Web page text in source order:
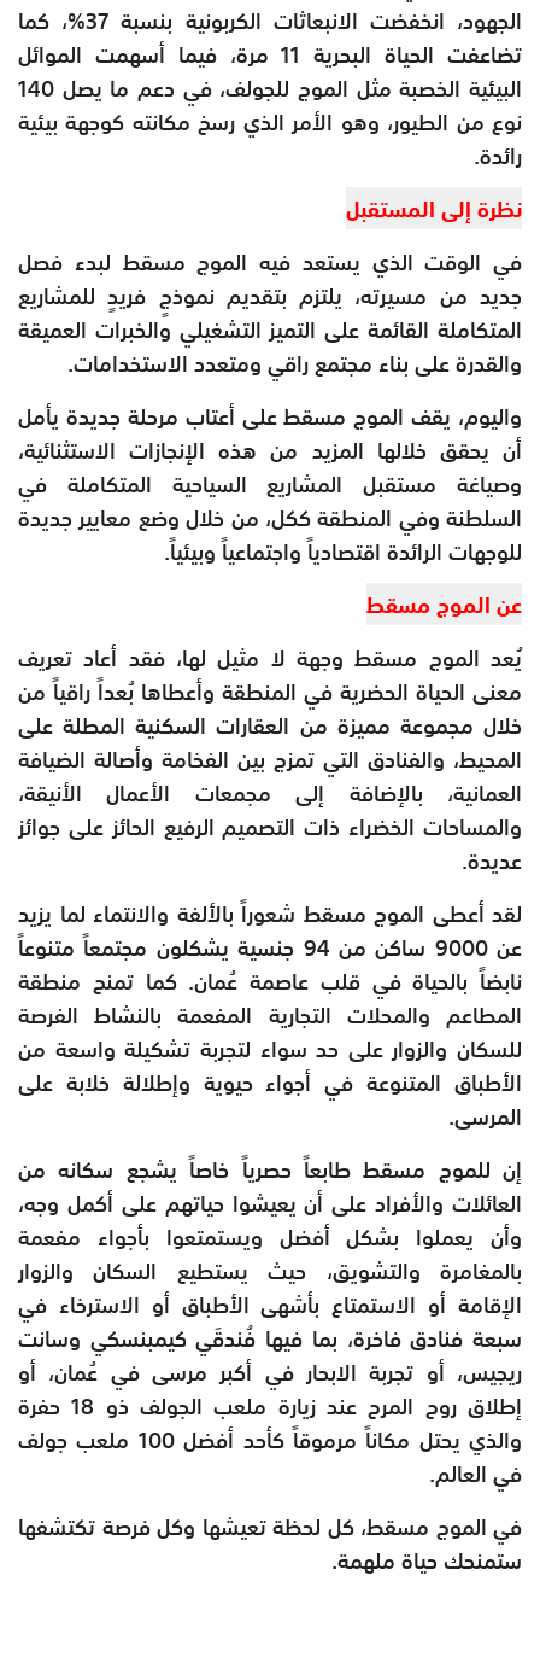
الجهود، انخفضت الانبعاثات الكربونية بنسبة 37%، كما
تضاعفت الحياة البحرية 11 مرة، فيما أسهمت الموائل
البيئية الخصبة مثل الموج للجولف، في دعم ما يصل 140
نوع من الطيور، وهو الأمر الذي رسخ مكانته كوجهة بيئية
رائدة.
نظرة إلى المستقبل
في الوقت الذي يستعد فيه الموج مسقط لبدء فصل
جديد من مسيرته، يلتزم بتقديم نموذجٍ فريدٍ للمشاريع
المتكاملة القائمة على التميز التشغيلي والخبرات العميقة
والقدرة على بناء مجتمع راقي ومتعدد الاستخدامات.
واليوم، يقف الموج مسقط على أعتاب مرحلة جديدة يأمل
أن يحقق خلالها المزيد من هذه الإنجازات الاستثنائية،
وصياغة مستقبل المشاريع السياحية المتكاملة في
السلطنة وفي المنطقة ككل، من خلال وضع معايير جديدة
للوجهات الرائدة اقتصادياً واجتماعياً وبيئياً.
عن الموج مسقط
يُعد الموج مسقط وجهة لا مثيل لها، فقد أعاد تعريف
معنى الحياة الحضرية في المنطقة وأعطاها بُعداً راقياً من
خلال مجموعة مميزة من العقارات السكنية المطلة على
المحيط، والفنادق التي تمزج بين الفخامة وأصالة الضيافة
العمانية، بالإضافة إلى مجمعات الأعمال الأنيقة،
والمساحات الخضراء ذات التصميم الرفيع الحائز على جوائز
عديدة.
لقد أعطى الموج مسقط شعوراً بالألفة والانتماء لما يزيد
عن 9000 ساكن من 94 جنسية يشكلون مجتمعاً متنوعاً
نابضاً بالحياة في قلب عاصمة عُمان. كما تمنح منطقة
المطاعم والمحلات التجارية المفعمة بالنشاط الفرصة
للسكان والزوار على حد سواء لتجربة تشكيلة واسعة من
الأطباق المتنوعة في أجواء حيوية وإطلالة خلابة على
المرسى.
إن للموج مسقط طابعاً حصرياً خاصاً يشجع سكانه من
العائلات والأفراد على أن يعيشوا حياتهم على أكمل وجه،
وأن يعملوا بشكل أفضل ويستمتعوا بأجواء مفعمة
بالمغامرة والتشويق، حيث يستطيع السكان والزوار
الإقامة أو الاستمتاع بأشهى الأطباق أو الاسترخاء في
سبعة فنادق فاخرة، بما فيها فُندقَي كيمبنسكي وسانت
ريجيس، أو تجربة الابحار في أكبر مرسى في عُمان، أو
إطلاق روح المرح عند زيارة ملعب الجولف ذو 18 حفرة
والذي يحتل مكاناً مرموقاً كأحد أفضل 100 ملعب جولف
في العالم.
في الموج مسقط، كل لحظة تعيشها وكل فرصة تكتشفها
ستمنحك حياة ملهمة.